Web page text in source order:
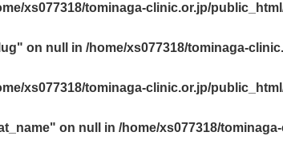
xs077318/tominaga-clinic.or.jp/
on null in /home/xs077318/tominaga-
xs077318/tominaga-clinic.or.jp/
on null in /home/xs077318/